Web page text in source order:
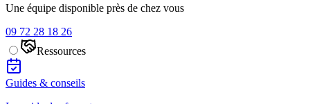
Une équipe disponible près de chez vous
09 72 28 18 26
Ressources
Guides & conseils